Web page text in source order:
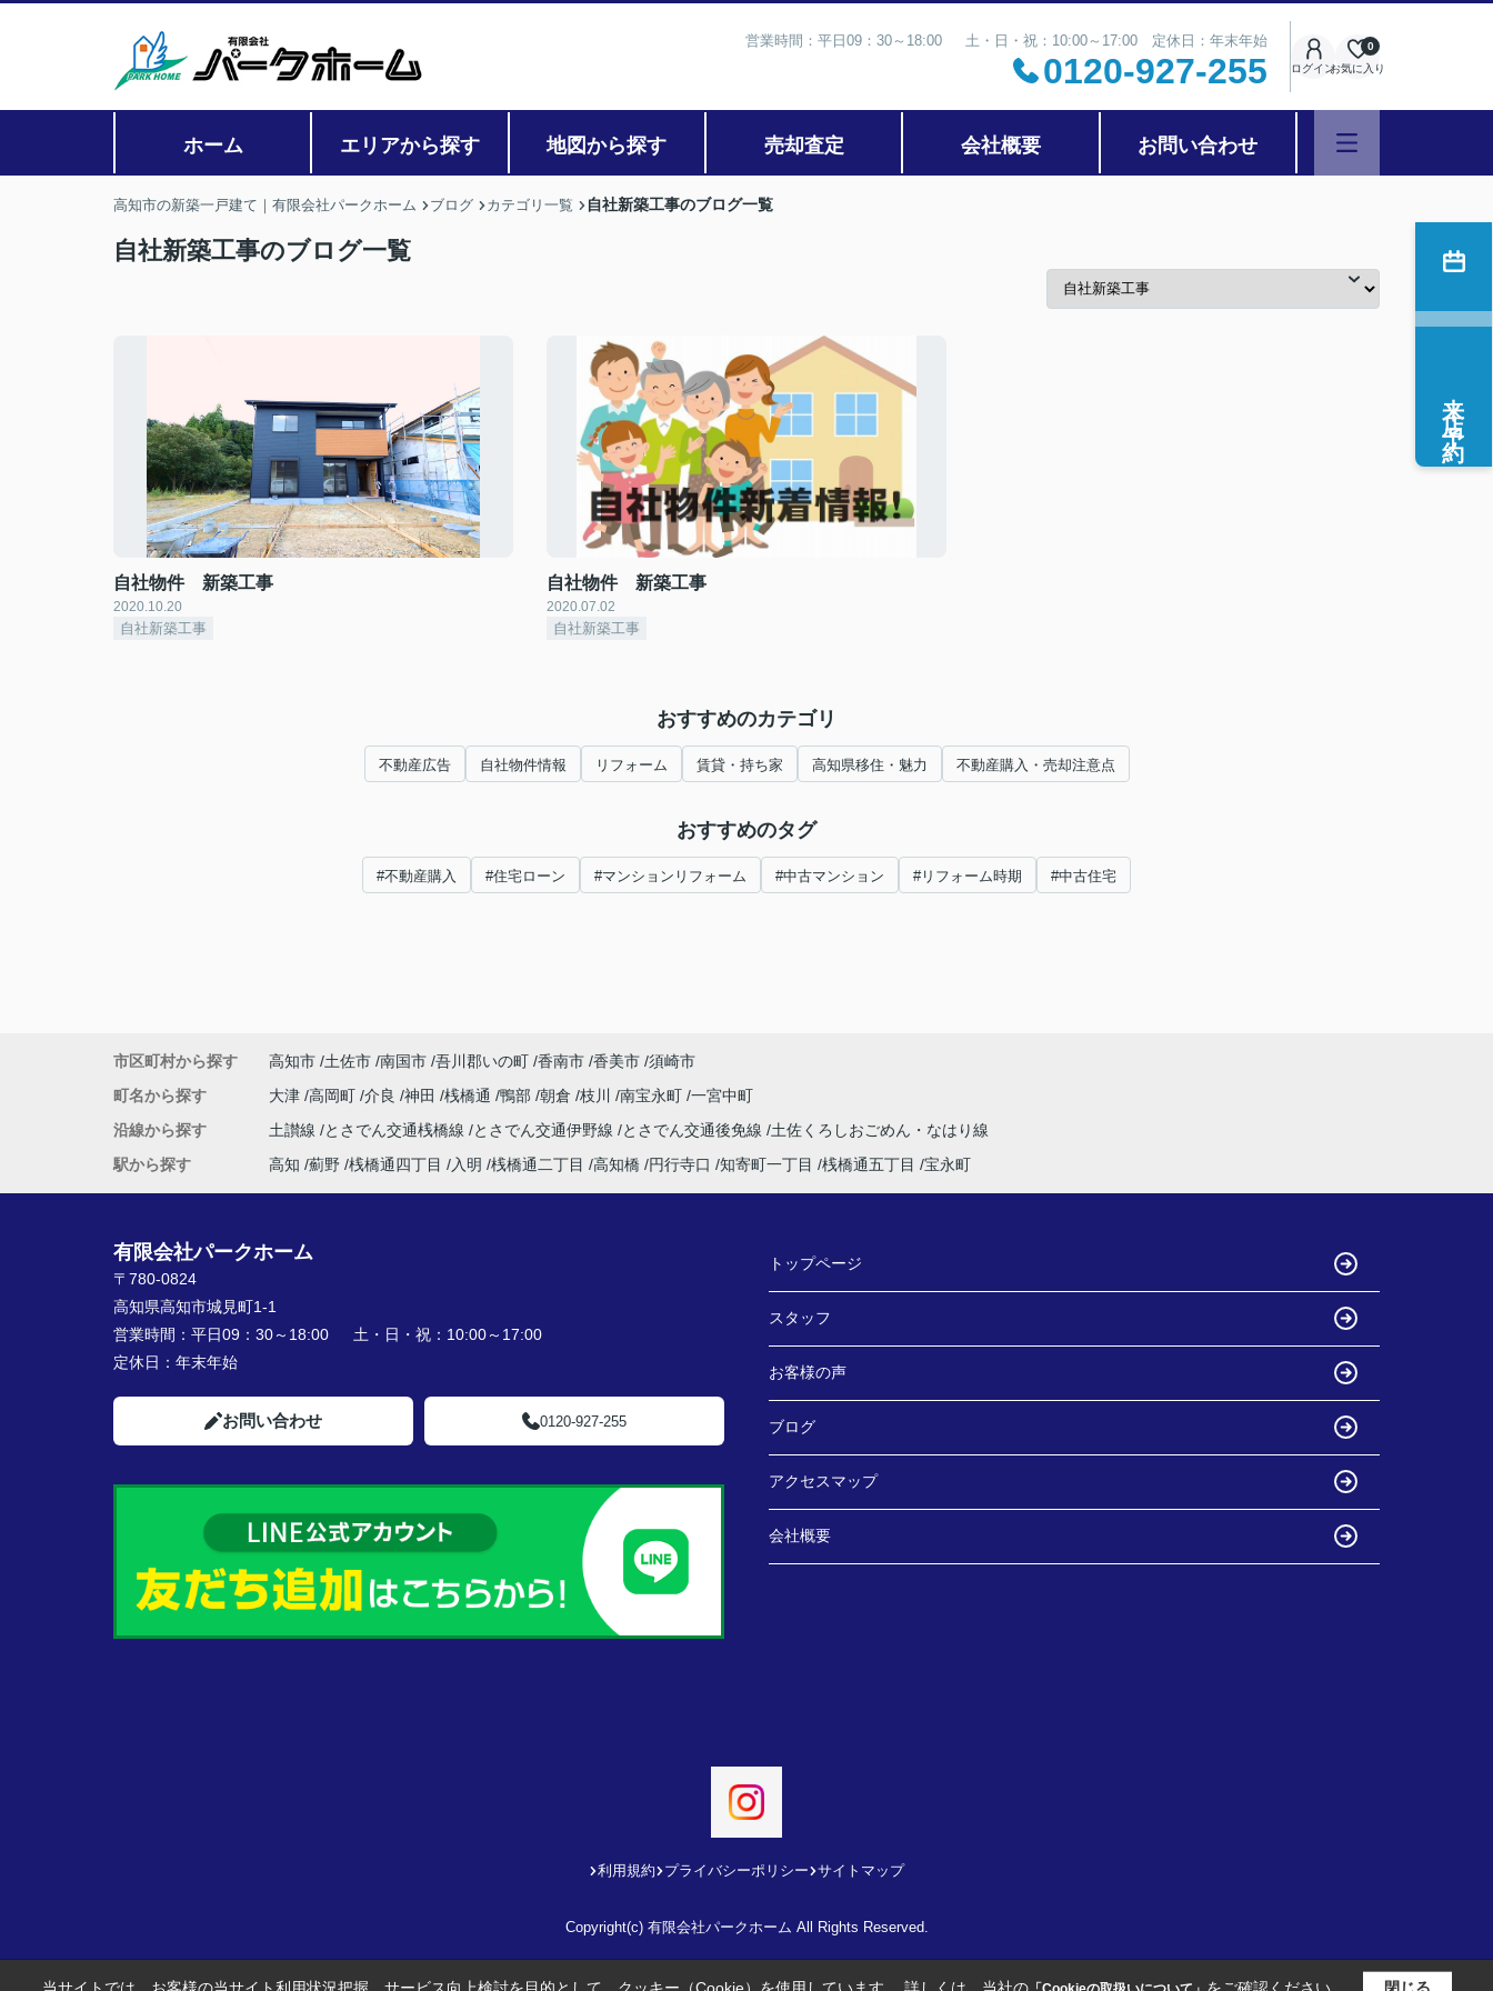
営業時間：平日09：30～18:00 土・日・祝：10:00～17:00 定休日：年末年始
0120-927-255 ログインお気に入り
0
ホーム エリアから探す 地図から探す 売却査定 会社概要 お問い合わせ
高知市の新築一戸建て｜有限会社パークホーム ブログ カテゴリ一覧 自社新築工事のブログ一覧
自社新築工事のブログ一覧
自社物件 新築工事
2020.10.20
自社新築工事
自社物件 新築工事
2020.07.02
自社新築工事
おすすめのカテゴリ
不動産広告 自社物件情報 リフォーム 賃貸・持ち家 高知県移住・魅力 不動産購入・売却注意点
おすすめのタグ
#不動産購入 #住宅ローン #マンションリフォーム #中古マンション #リフォーム時期 #中古住宅
来店予約
市区町村から探す 高知市 土佐市 南国市 吾川郡いの町 香南市 香美市 須崎市
町名から探す
大津 高岡町 介良 神田 桟橋通 鴨部 朝倉 枝川 南宝永町 一宮中町
沿線から探す
土讃線 とさでん交通桟橋線 とさでん交通伊野線 とさでん交通後免線
土佐くろしおごめん・なはり線
駅から探す
高知 薊野 桟橋通四丁目 入明 桟橋通二丁目 高知橋 円行寺口 知寄町一丁目 桟橋通五丁目 宝永町
有限会社パークホーム
〒780-0824
高知県高知市城見町1-1
営業時間： 平日09：30～18:00 土・日・祝：10:00～17:00
定休日： 年末年始
お問い合わせ 0120-927-255
トップページ
スタッフ
お客様の声
ブログ
アクセスマップ
会社概要
利用規約 プライバシーポリシー サイトマップ
Copyright(c) 有限会社パークホーム All Rights Reserved.